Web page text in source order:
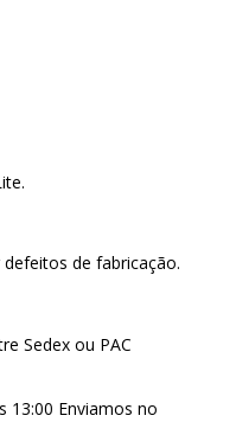
de fabricação.
Sedex ou PAC
13:00 Enviamos no